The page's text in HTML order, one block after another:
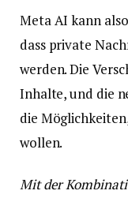
Meta AI kann
dass private
werden. Die
Inhalte, und die
die
wollen.
Mit der